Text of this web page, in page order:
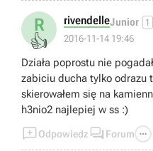
R
👍
rivendelleJunior 1
2016-11-14 19:46
Działa poprostu nie
zabiciu ducha tylko odrazu
skierowałem się na
h3nio2 najlepiej w ss :)
Odpowiedz  Forum 